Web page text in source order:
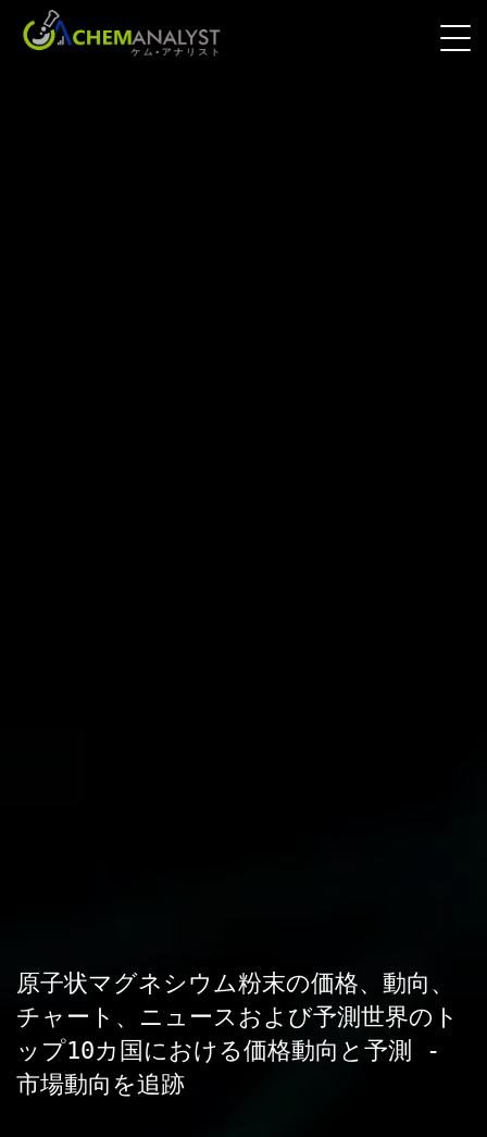
原子状マグネシウム粉末の価格、動向、
チャート、ニュースおよび予測世界のト
ップ10カ国における価格動向と予測 -
市場動向を追跡